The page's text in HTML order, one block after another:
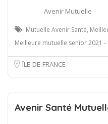
Avenir Mutuelle
Mutuelle Avenir Santé,
Meilleure mutuelle senior 2021 -
ÎLE-DE-FRANCE
Avenir Santé